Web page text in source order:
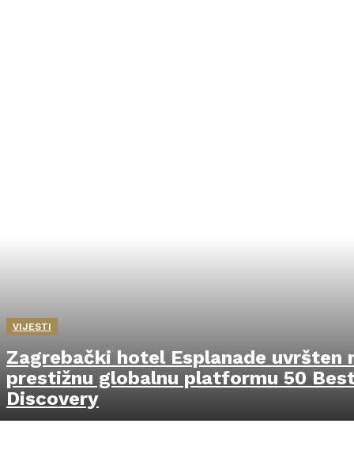
VIJESTI
Zagrebački hotel Esplanade uvršten
prestižnu globalnu platformu 50
Discovery